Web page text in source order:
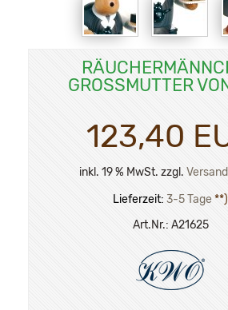
GROSSMUTTER VON
123,40
inkl. 19 % MwSt. zzgl.
Lieferzeit: 3-5 Tage **)
Art.Nr.: A21625